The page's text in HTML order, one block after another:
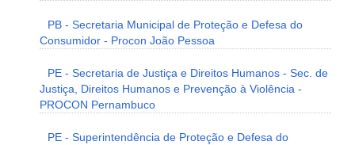
PB - Secretaria Municipal de Proteção e Defesa do
Consumidor - Procon João Pessoa
PE - Secretaria de Justiça e Direitos Humanos - Sec. de
Justiça, Direitos Humanos e Prevenção à Violência -
PROCON Pernambuco
PE - Superintendência de Proteção e Defesa do